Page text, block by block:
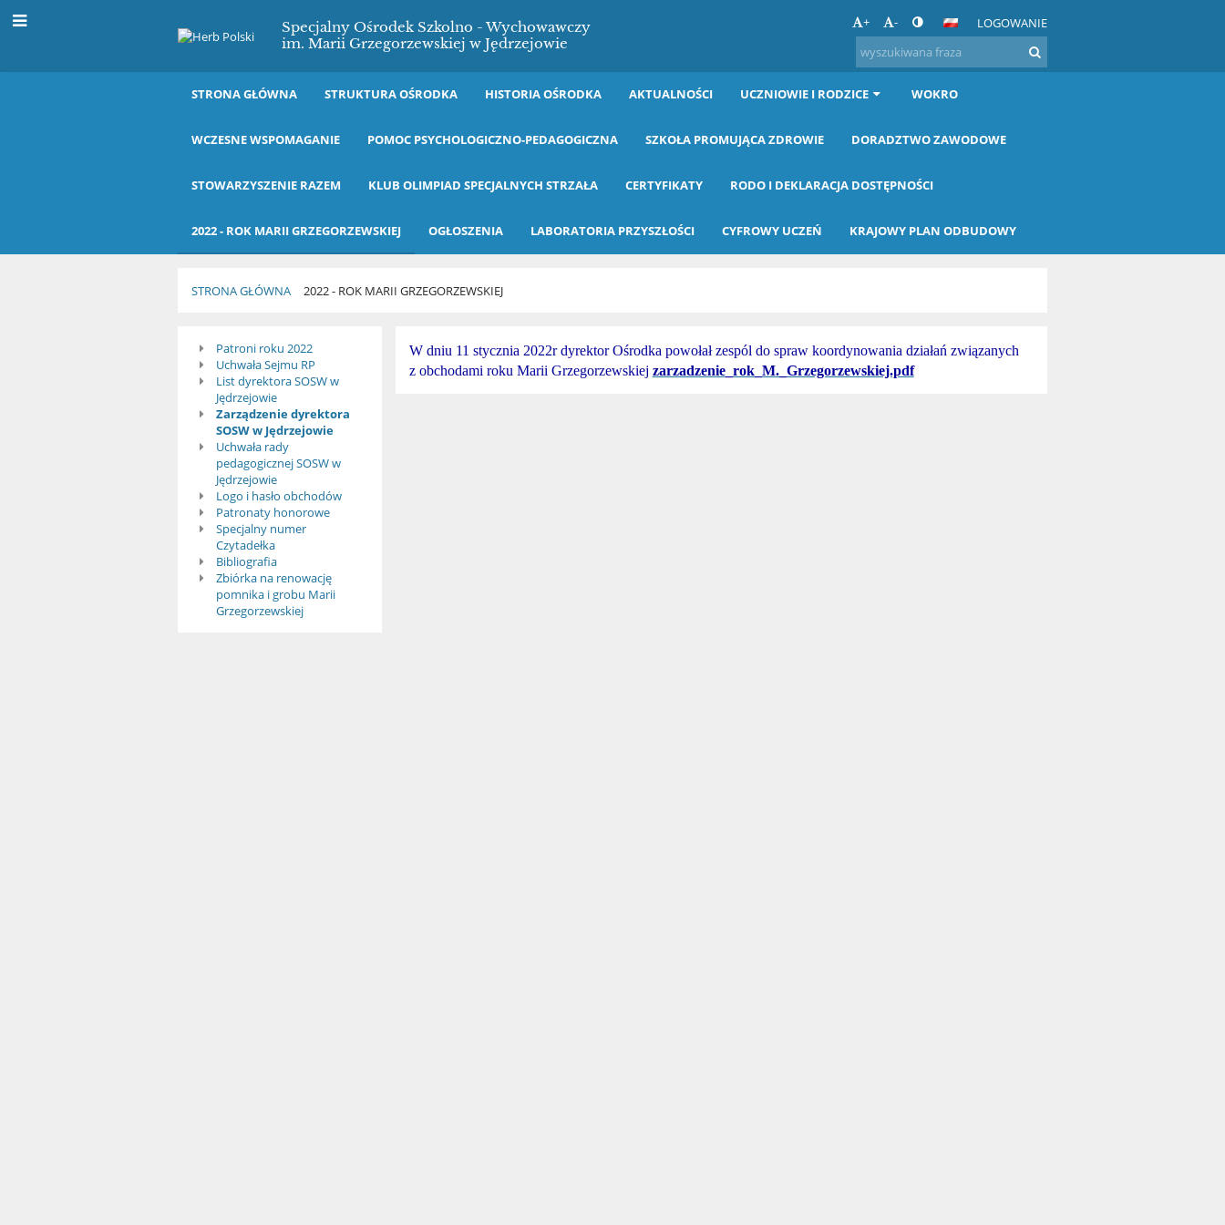
Specjalny Ośrodek Szkolno - Wychowawczy
im. Marii Grzegorzewskiej w Jędrzejowie
+ - LOGOWANIE
STRONA GŁÓWNA STRUKTURA OŚRODKA HISTORIA OŚRODKA AKTUALNOŚCI UCZNIOWIE I RODZICE WOKRO
WCZESNE WSPOMAGANIE POMOC PSYCHOLOGICZNO-PEDAGOGICZNA SZKOŁA PROMUJĄCA ZDROWIE DORADZTWO ZAWODOWE
STOWARZYSZENIE RAZEM KLUB OLIMPIAD SPECJALNYCH STRZAŁA CERTYFIKATY RODO I DEKLARACJA DOSTĘPNOŚCI
2022 - ROK MARII GRZEGORZEWSKIEJ OGŁOSZENIA LABORATORIA PRZYSZŁOŚCI CYFROWY UCZEŃ KRAJOWY PLAN ODBUDOWY
STRONA GŁÓWNA 2022 - ROK MARII GRZEGORZEWSKIEJ
2022
Rok
Marii
Grzegorzewskiej
Patroni roku 2022
Uchwała Sejmu RP
List dyrektora SOSW w
Jędrzejowie
Zarządzenie dyrektora
SOSW w Jędrzejowie
Uchwała rady
pedagogicznej SOSW w
Jędrzejowie
Logo i hasło obchodów
Patronaty honorowe
Specjalny numer
Czytadełka
Bibliografia
Zbiórka na renowację
pomnika i grobu Marii
Grzegorzewskiej
W dniu 11 stycznia 2022r dyrektor Ośrodka powołał zespól do spraw koordynowania działań związanych
z obchodami roku Marii Grzegorzewskiej zarzadzenie_rok_M._Grzegorzewskiej.pdf